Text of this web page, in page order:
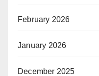
February 2026
January 2026
December 2025